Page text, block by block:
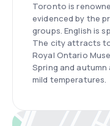
Toronto is
evidenced by the
groups. English is
The city attracts
Royal Ontario
Spring and
mild temperatures.